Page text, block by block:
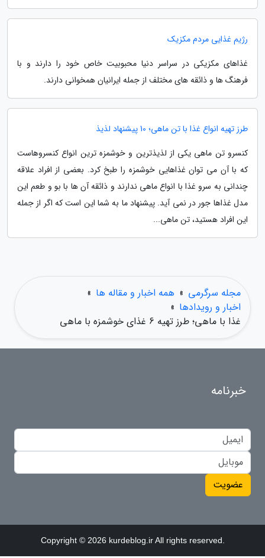
رژیم غذایی مردم مکزیک
غذاهای مکزیکی در سراسر دنیا محبوبیت خاص خود را دارند و با
فرهنگ ها و ذائقه های مختلف از جمله ایرانیان همخوانی دارند.
طرز تهیه انواع غذا با تن ماهی؛ 10 پیشنهاد لذیذ
کنسرو تن ماهی یکی از لذیذترین و خوشمزه ترین انواع کنسروهاست
که با آن می توان غذاهایی خوشمزه را طبخ کرد. بعضی از افراد علاقه
چندانی به سرو غذا با انواع ماهی ندارند و ذائقه آن ها با بو و طعم این
مدل غذاها جور در نمی آید. پیشنهاد ما به شما این است که اگر از جمله
این افراد هستید، تن ماهی...
مجله سرگرمی » همه اخبار و مقاله ها »
اخبار و رویدادها »
غذا با ماهی؛ طرز تهیه 6 غذای خوشمزه با ماهی
خبرنامه
عضویت
Copyright © 2026 kurdeblog.ir All rights reserved.